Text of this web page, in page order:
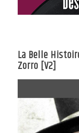
La Belle
Zorro [V2]